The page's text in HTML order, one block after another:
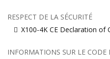
RESPECT DE LA SÉCURITÉ
X100-4K CE Declaration of
INFORMATIONS SUR LE